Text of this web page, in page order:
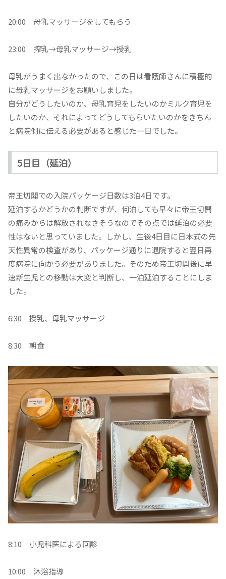
20:00 母乳マッサージをしてもらう
23:00 搾乳→母乳マッサージ→授乳
母乳がうまく出なかったので、この日は看護師さんに積極的
に母乳マッサージをお願いしました。
自分がどうしたいのか、母乳育児をしたいのかミルク育児を
したいのか、それによってどうしてもらいたいのかをきちん
と病院側に伝える必要があると感じた一日でした。
5日目（延泊）
帝王切開での入院パッケージ日数は3泊4日です。
延泊するかどうかの判断ですが、何泊しても早々に帝王切開
の痛みからは解放されなさそうなのでその点では延泊の必要
性はないと思っていました。しかし、生後4日目に日本式の先
天性異常の検査があり、パッケージ通りに退院すると翌日再
度病院に向かう必要がありました。そのため帝王切開後に早
速新生児との移動は大変と判断し、一泊延泊することにしま
した。
6:30 授乳、母乳マッサージ
8:30 朝食
8:10 小児科医による回診
10:00 沐浴指導